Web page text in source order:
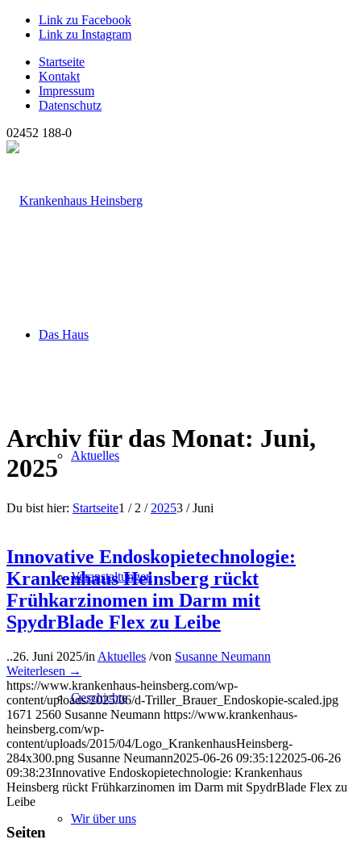
Link zu Facebook
Link zu Instagram
Startseite
Kontakt
Impressum
Datenschutz
02452 188-0
Das Haus
Aktuelles
Veranstaltungen
Geschichte
Wir über uns
Archiv für das Monat: Juni,
2025
Du bist hier: Startseite1 / 2 / 20253 / Juni
Innovative Endoskopietechnologie:
Krankenhaus Heinsberg rückt
Frühkarzinomen im Darm mit
SpydrBlade Flex zu Leibe
..26. Juni 2025/in Aktuelles /von Susanne Neumann
Weiterlesen →
https://www.krankenhaus-heinsberg.com/wp-
content/uploads/2025/06/d-Triller_Brauer_Endoskopie-scaled.jpg
1671 2560 Susanne Neumann https://www.krankenhaus-
heinsberg.com/wp-
content/uploads/2015/04/Logo_KrankenhausHeinsberg-
284x300.png Susanne Neumann2025-06-26 09:35:122025-06-26
09:38:23Innovative Endoskopietechnologie: Krankenhaus
Heinsberg rückt Frühkarzinomen im Darm mit SpydrBlade Flex zu
Leibe
Seiten